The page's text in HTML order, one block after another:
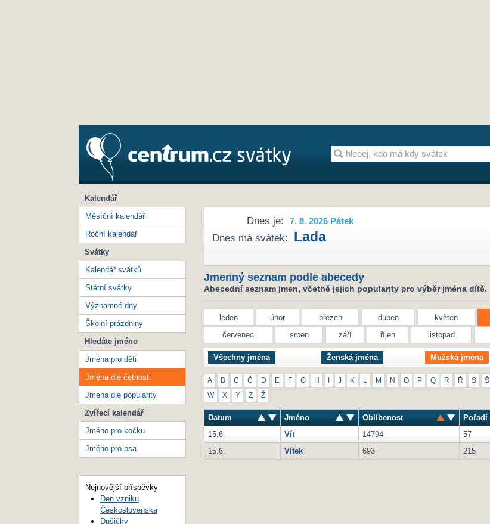
Dnes je: 7. 8. 2026 Pátek
Dnes má svátek: Lada
Jmenný seznam podle abecedy
Abecední seznam jmen, včetně jejich popularity pro výběr jména dítě.
leden únor březen duben květen
červenec
srpen září říjen listopad
Všechny jména Ženská jména Mužská jména
A B C Č D E F G H J K M N O P Q R Ř S Š
W X Y Z Ž
Datum Jméno Oblíbenost
Pořadí
15.6.
Vít 14794
57
15.6.
Vítek 693 215
Kalendář
Měsíční kalendář
Roční kalendář
Svátky
Kalendář svátků
Státní svátky
Významné dny
Školní prázdniny
Hledáte jméno
Jména pro děti
Jména dle četnosti
Jména dle popularity
Zvířecí kalendář
Jméno pro kočku
Jméno pro psa
Nejnovější příspěvky
Den vzniku
Československa
Dušičky